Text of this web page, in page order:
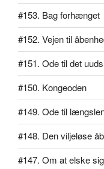
#153. Bag forhænget
#152. Vejen til
#151. Ode til det
#150. Kongeoden
#149. Ode til
#148. Den viljeløse
#147. Om at elske